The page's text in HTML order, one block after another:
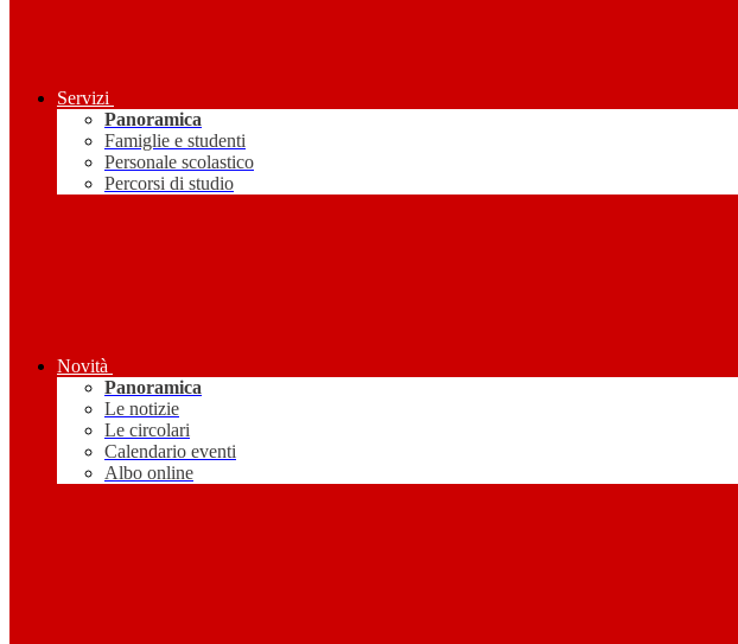
Servizi
Panoramica
Famiglie e studenti
Personale scolastico
Percorsi di studio
Novità
Panoramica
Le notizie
Le circolari
Calendario eventi
Albo online